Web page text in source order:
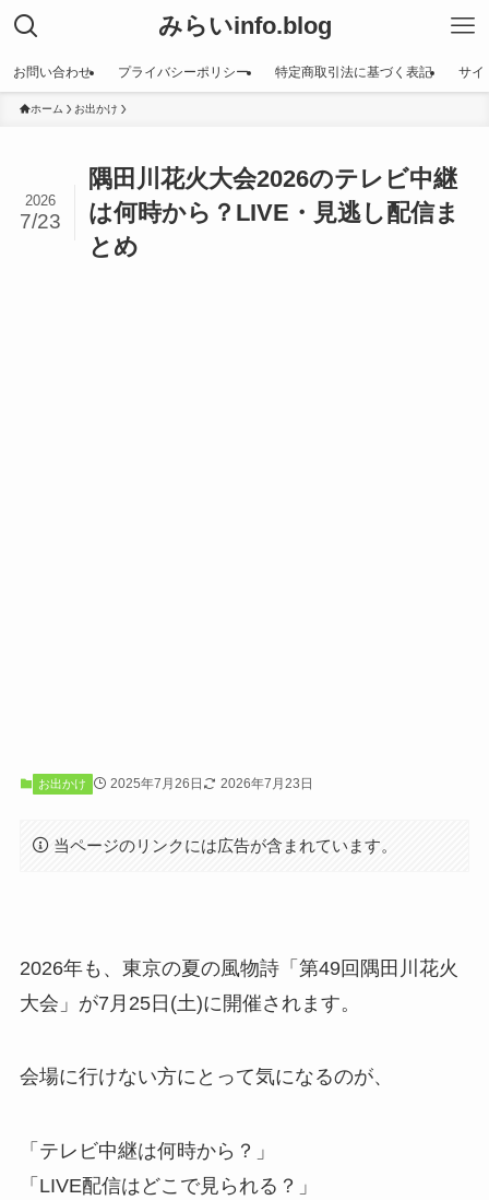
みらいinfo.blog
お問い合わせ プライバシーポリシー 特定商取引法に基づく表記 サイ
ホーム お出かけ
隅田川花火大会2026のテレビ中継
は何時から？LIVE・見逃し配信ま
とめ
2026
7/23
お出かけ 2025年7月26日 2026年7月23日
当ページのリンクには広告が含まれています。
2026年も、東京の夏の風物詩「第49回隅田川花火
大会」が7月25日(土)に開催されます。
会場に行けない方にとって気になるのが、
「テレビ中継は何時から？」
「LIVE配信はどこで見られる？」